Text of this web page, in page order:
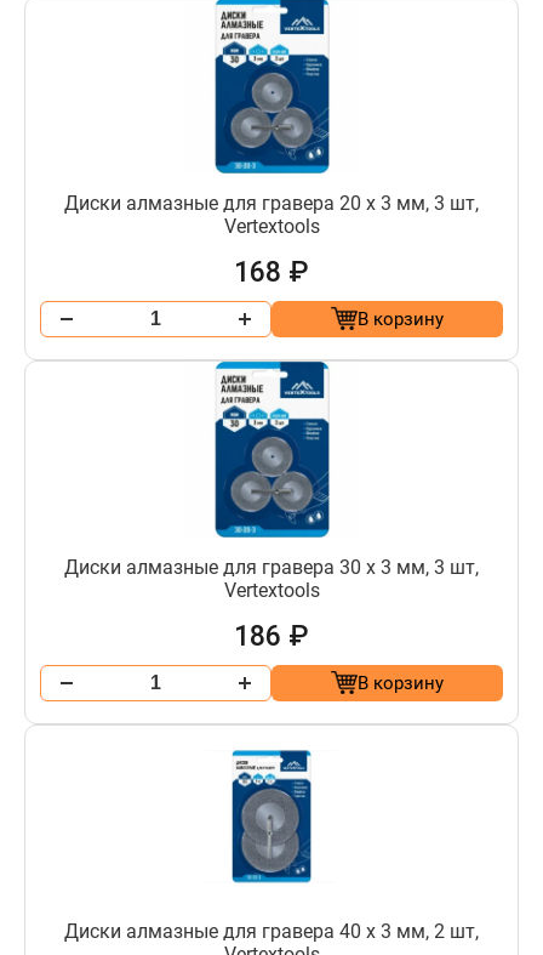
Диски алмазные для гравера 20 х 3 мм, 3 шт,
Vertextools
168 ₽
В корзину
Диски алмазные для гравера 30 х 3 мм, 3 шт,
Vertextools
186 ₽
В корзину
Диски алмазные для гравера 40 х 3 мм, 2 шт,